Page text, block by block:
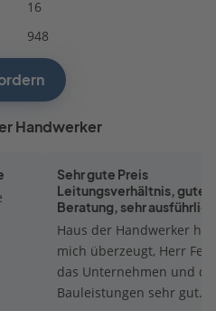
16
948
Handwerker
Sehr gute Preis
Leitungsverhältnis, gute
Beratung, sehr
und offene Beratung
Haus der Handwerker hat
mich überzeugt, Herr Feil
das Unternehmen und
Bauleistungen sehr gut